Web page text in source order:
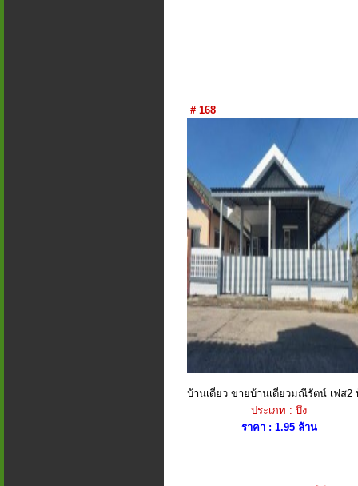
# 168
บ้านเดี่ยว ขายบ้านเดี่ยวมณีรัตน์ เฟส2
ประเภท : บึง
ราคา : 1.95 ล้าน